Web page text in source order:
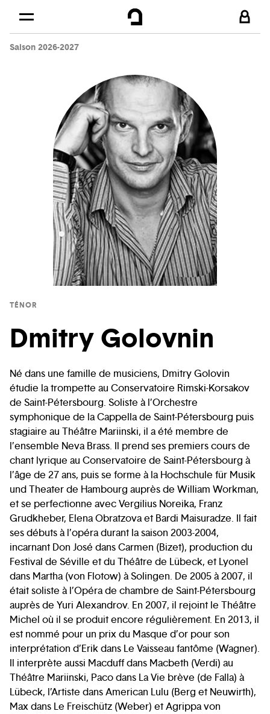
Skip to
Saison 2026-2027
TÉNOR
Dmitry Golovnin
Né dans une famille de musiciens, Dmitry Golovin
étudie la trompette au Conservatoire Rimski-Korsakov
de Saint-Pétersbourg. Soliste à l’Orchestre
symphonique de la Cappella de Saint-Pétersbourg puis
stagiaire au Théâtre Mariinski, il a été membre de
l’ensemble Neva Brass. Il prend ses premiers cours de
chant lyrique au Conservatoire de Saint-Pétersbourg à
l’âge de 27 ans, puis se forme à la Hochschule für Musik
und Theater de Hambourg auprès de William Workman,
et se perfectionne avec Vergilius Noreika, Franz
Grudkheber, Elena Obratzova et Bardi Maisuradze. Il fait
ses débuts à l’opéra durant la saison 2003-2004,
incarnant Don José dans Carmen (Bizet), production du
Festival de Séville et du Théâtre de Lübeck, et Lyonel
dans Martha (von Flotow) à Solingen. De 2005 à 2007, il
était soliste à l’Opéra de chambre de Saint-Pétersbourg
auprès de Yuri Alexandrov. En 2007, il rejoint le Théâtre
Michel où il se produit encore régulièrement. En 2013, il
est nommé pour un prix du Masque d’or pour son
interprétation d’Erik dans Le Vaisseau fantôme (Wagner).
Il interprète aussi Macduff dans Macbeth (Verdi) au
Théâtre Mariinski, Paco dans La Vie brève (de Falla) à
Lübeck, l’Artiste dans American Lulu (Berg et Neuwirth),
Max dans Le Freischütz (Weber) et Agrippa von